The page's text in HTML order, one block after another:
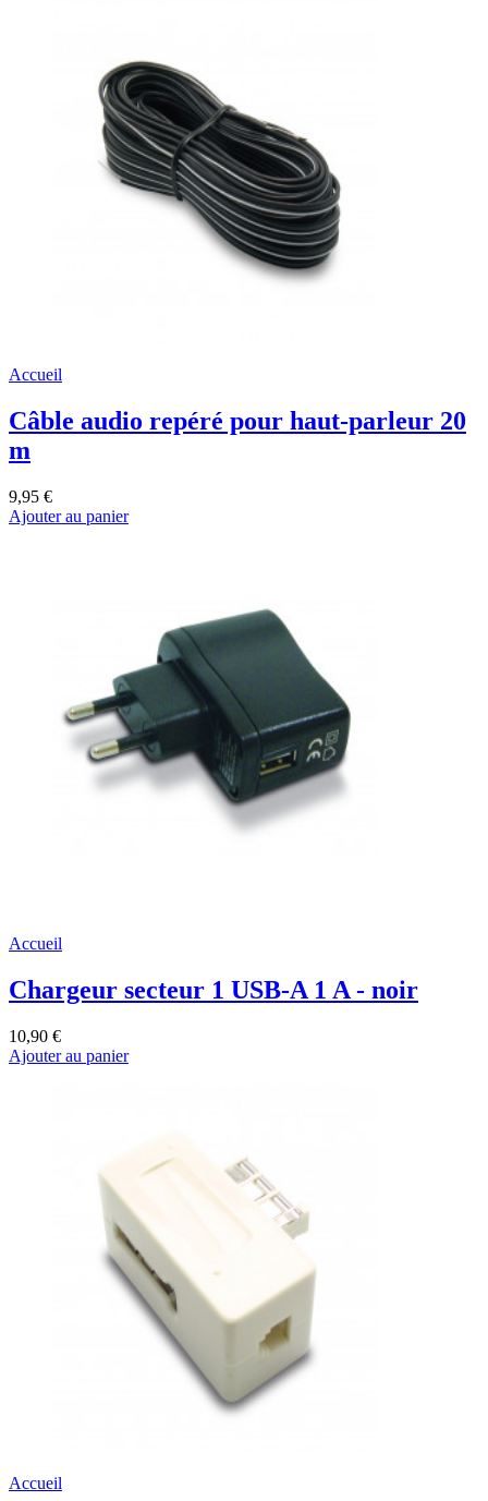
Accueil
Câble audio repéré pour haut-parleur 20
m
9,95 €
Ajouter au panier
Accueil
Chargeur secteur 1 USB-A 1 A - noir
10,90 €
Ajouter au panier
Accueil